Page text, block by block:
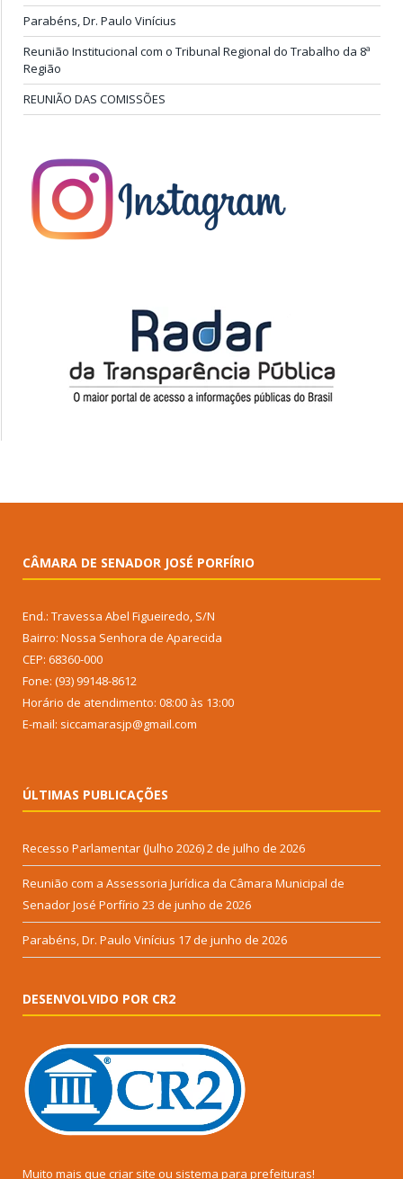
Parabéns, Dr. Paulo Vinícius
Reunião Institucional com o Tribunal Regional do Trabalho da 8ª
Região
REUNIÃO DAS COMISSÕES
CÂMARA DE SENADOR JOSÉ PORFÍRIO
End.: Travessa Abel Figueiredo, S/N
Bairro: Nossa Senhora de Aparecida
CEP: 68360-000
Fone: (93) 99148-8612
Horário de atendimento: 08:00 às 13:00
E-mail: siccamarasjp@gmail.com
ÚLTIMAS PUBLICAÇÕES
Recesso Parlamentar (Julho 2026)2 de julho de 2026
Reunião com a Assessoria Jurídica da Câmara Municipal de
Senador José Porfírio 23 de junho de 2026
Parabéns, Dr. Paulo Vinícius 17 de junho de 2026
DESENVOLVIDO POR CR2
Muito mais que criar site ou sistema para prefeituras!